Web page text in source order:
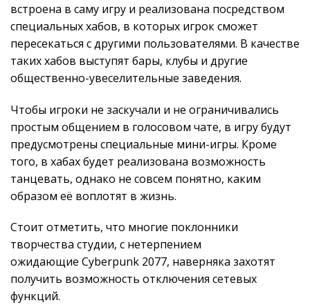
встроена в саму игру и реализована посредством
специальных хабов, в которых игрок сможет
пересекаться с другими пользователями. В качестве
таких хабов выступят бары, клубы и другие
общественно-увеселительные заведения.
Чтобы игроки не заскучали и не ограничивались
простым общением в голосовом чате, в игру будут
предусмотрены специальные мини-игры. Кроме
того, в хабах будет реализована возможность
танцевать, однако не совсем понятно, каким
образом её воплотят в жизнь.
Стоит отметить, что многие поклонники
творчества студии, с нетерпением
ожидающие Cyberpunk 2077, наверняка захотят
получить возможность отключения сетевых
функций.